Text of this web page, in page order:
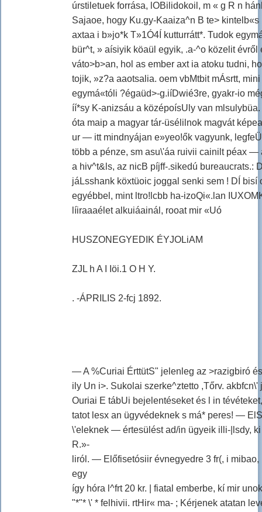
úrstiletuek forrása, lOBilidokoil, m « g R n
Sajaoe, hogy Ku.gy-Kaaiza^n B te>
axtaa i b»jo*k T»1Ó4Í kutturrátt*. Tudok
bür^t, » aísiyik köaül egyik, .a-^o közelit
váto>b>an, hol as ember axt ia atoku tudni,
tojik, »z?a aaotsalia. oem vbMtbit mÁsrtt,
egymá«tóli ?égaüd>-g.iíDwié3re, gyakr-io
íí*sy K-anizsáu a középoísUly van
óta maip a magyar tár-üsélilnok magvát
ur — itt mindnyájan e»yeo!ők vagyunk,
több a pénze, sm asu\'áa ruivii cainilt péax —
a hiv^t&ls, az nicB píjff-.sikedú bureaucrats.:
jáLsshank köxtüoic joggal senki sem ! DÍ bisí
egyébbel, mint ltro!lcbb ha-izoQi«.lan
líiraaaélet alkuiáainál, rooat mir «Uó
HUSZONEGYEDIK ÉYJOLiAM
ZJL h A I Iöi.1 O H Y.
. -ÁPRILIS 2-fcj 1892.
— A %Curiai ÉrttütS" jelenleg az >razigbiró
ily Un i>. Sukolai szerke^ztetto ,Tőrv.
Ouriai E tábUi bejelentéseket és l in
tatot lesx an ügyvédeknek s má* peres! —
\'eleknek — értesülést ad/in ügyeik illi-|lsdy,
R.»-
liról. — Előfisetósiir évnegyedre 3 fr(, i
egy
így hóra l^frt 20 kr. | fiatal emberbe, kí mir
"*"* \' * felhivii. rtHir« ma- ; Kérjenek atatan